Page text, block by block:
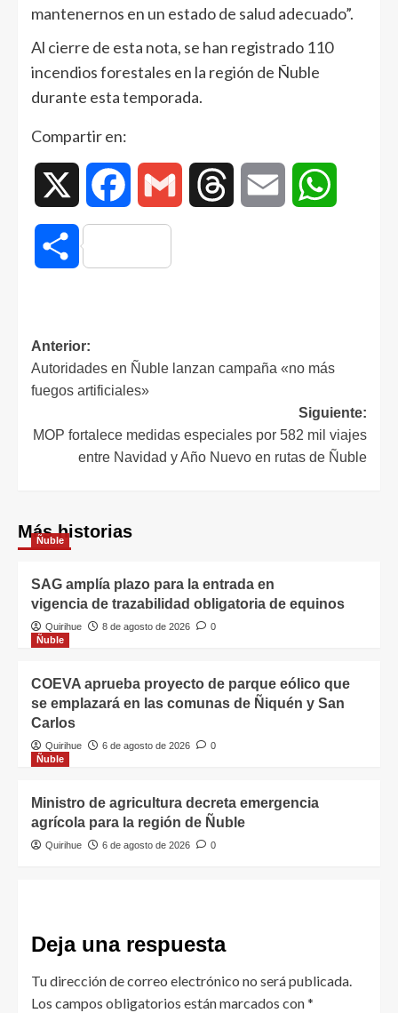
mantenernos en un estado de salud adecuado”.
Al cierre de esta nota, se han registrado 110
incendios forestales en la región de Ñuble
durante esta temporada.
Compartir en:
Facebook Gmail Threads Email
Compartir
Anterior:
Autoridades en Ñuble lanzan campaña «no más
fuegos artificiales»
Siguiente:
MOP fortalece medidas especiales por 582 mil viajes
entre Navidad y Año Nuevo en rutas de Ñuble
Más historias
Ñuble
SAG amplía plazo para la entrada en
vigencia de trazabilidad obligatoria de equinos
Quirihue 8 de agosto de 2026
0
Ñuble
COEVA aprueba proyecto de parque eólico que
se emplazará en las comunas de Ñiquén y San
Carlos
Quirihue 6 de agosto de 2026
0
Ñuble
Ministro de agricultura decreta emergencia
agrícola para la región de Ñuble
Quirihue 6 de agosto de 2026 0
Deja una respuesta
Tu dirección de correo electrónico no será publicada.
Los campos obligatorios están marcados con*